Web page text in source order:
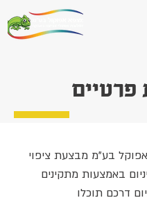
פרטיים
בע"מ מבצעת ציפוי
באמצעות מתקינים
דרכם תוכלו